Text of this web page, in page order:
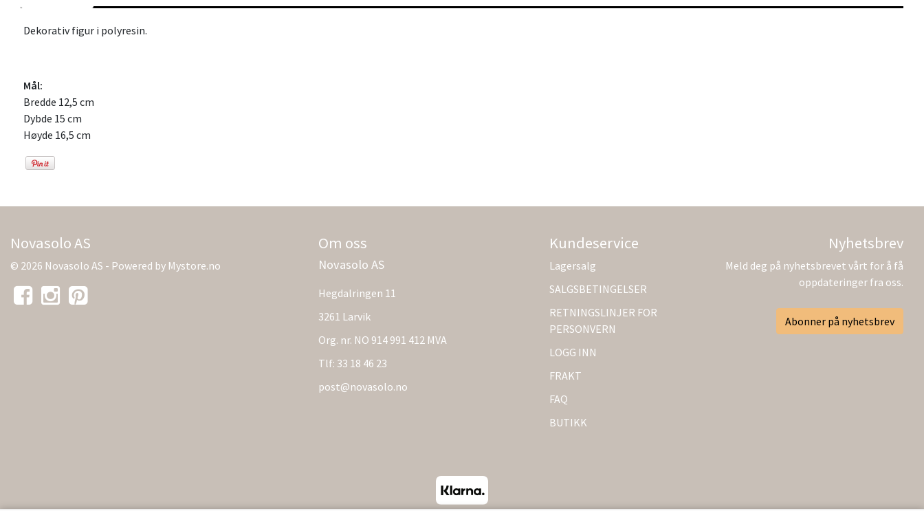
Dekorativ figur i polyresin.
Mål:
Bredde 12,5 cm
Dybde 15 cm
Høyde 16,5 cm
Novasolo AS
© 2026 Novasolo AS - Powered by Mystore.no
Om oss
Novasolo AS
Hegdalringen 11
3261 Larvik
Org. nr. NO 914 991 412 MVA
Tlf: 33 18 46 23
post@novasolo.no
Kundeservice
Lagersalg
SALGSBETINGELSER
RETNINGSLINJER FOR
PERSONVERN
LOGG INN
FRAKT
FAQ
BUTIKK
Nyhetsbrev
Meld deg på nyhetsbrevet vårt for å få
oppdateringer fra oss.
Abonner på nyhetsbrev